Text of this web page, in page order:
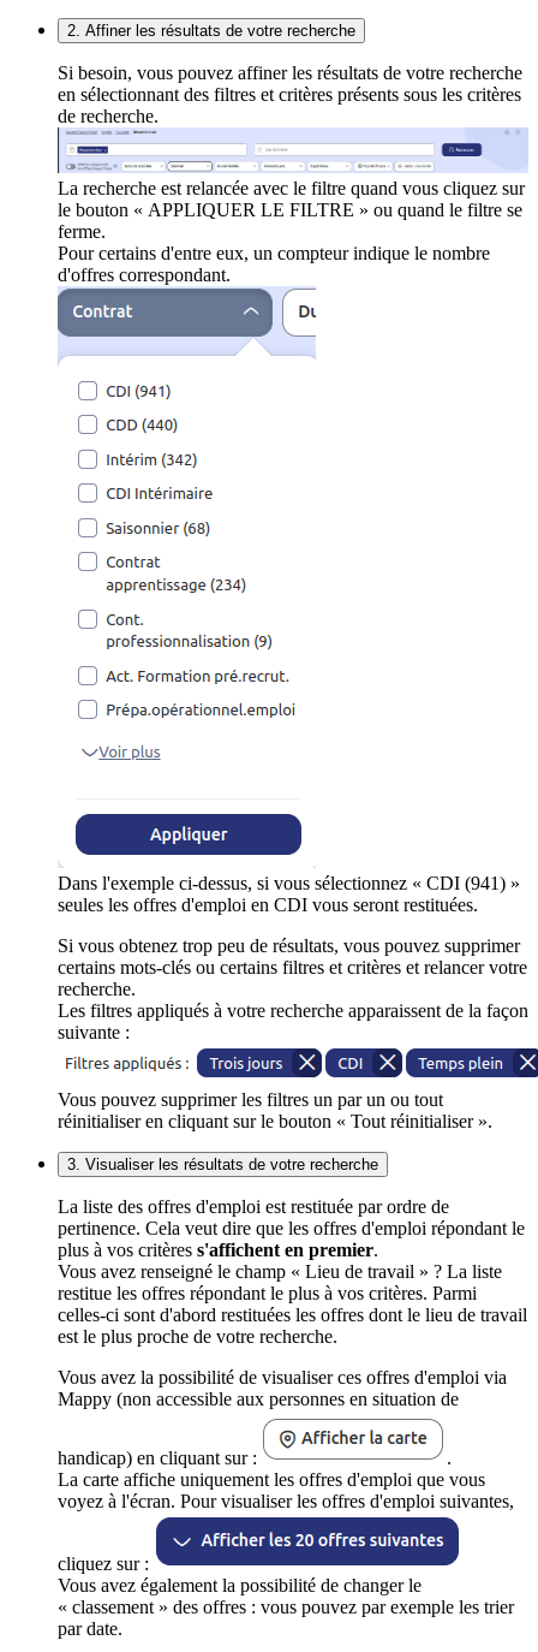
2. Affiner les résultats de votre recherche
Si besoin, vous pouvez affiner les résultats de votre recherche
en sélectionnant des filtres et critères présents sous les critères
de recherche.
La recherche est relancée avec le filtre quand vous cliquez sur
le bouton « APPLIQUER LE FILTRE » ou quand le filtre se
ferme.
Pour certains d'entre eux, un compteur indique le nombre
d'offres correspondant.
Dans l'exemple ci-dessus, si vous sélectionnez « CDI (941) »
seules les offres d'emploi en CDI vous seront restituées.
Si vous obtenez trop peu de résultats, vous pouvez supprimer
certains mots-clés ou certains filtres et critères et relancer votre
recherche.
Les filtres appliqués à votre recherche apparaissent de la façon
suivante :
Vous pouvez supprimer les filtres un par un ou tout
réinitialiser en cliquant sur le bouton « Tout réinitialiser ».
3. Visualiser les résultats de votre recherche
La liste des offres d'emploi est restituée par ordre de
pertinence. Cela veut dire que les offres d'emploi répondant le
plus à vos critères s'affichent en premier.
Vous avez renseigné le champ « Lieu de travail » ? La liste
restitue les offres répondant le plus à vos critères. Parmi
celles-ci sont d'abord restituées les offres dont le lieu de travail
est le plus proche de votre recherche.
Vous avez la possibilité de visualiser ces offres d'emploi via
Mappy (non accessible aux personnes en situation de
handicap) en cliquant sur :
.
La carte affiche uniquement les offres d'emploi que vous
voyez à l'écran. Pour visualiser les offres d'emploi suivantes,
cliquez sur :
Vous avez également la possibilité de changer le
« classement » des offres : vous pouvez par exemple les trier
par date.